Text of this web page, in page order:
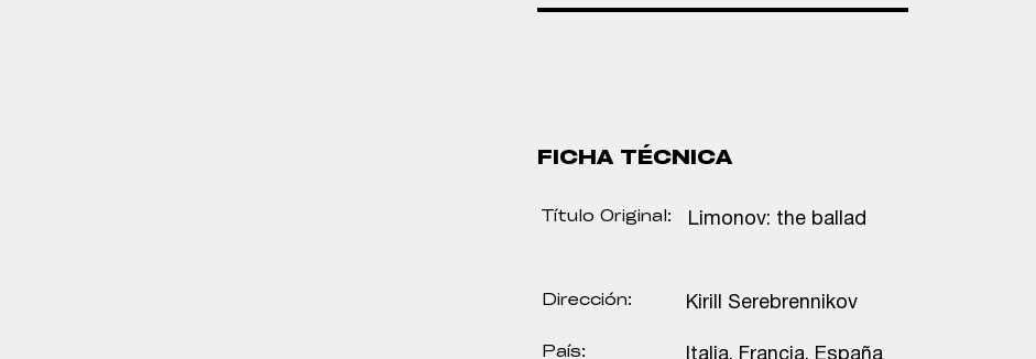
FICHA TÉCNICA
Título Original: Limonov: the ballad
Dirección:
País:
Kirill Serebrennikov
Italia, Francia, España